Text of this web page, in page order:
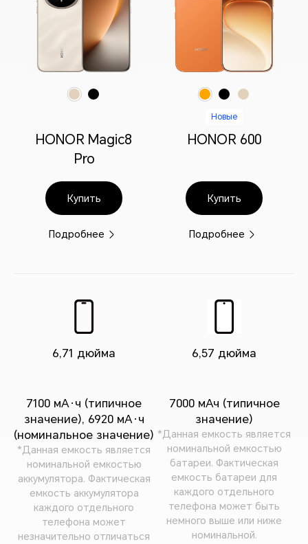
HONOR Magic8
Pro
Купить
Подробнее
6,71 дюйма
7100 мА·ч (типичное
значение), 6920 мА·ч
(номинальное значение)
*Данная емкость является
номинальной емкостью
аккумулятора. Фактическая
емкость аккумулятора
каждого отдельного
телефона может
незначительно отличаться
Новые
HONOR 600
Купить
Подробнее
6,57 дюйма
7000 мАч (типичное
значение)
*Данная емкость является
номинальной емкостью
батареи. Фактическая
емкость батареи для
каждого отдельного
телефона может быть
немного выше или ниже
номинальной.